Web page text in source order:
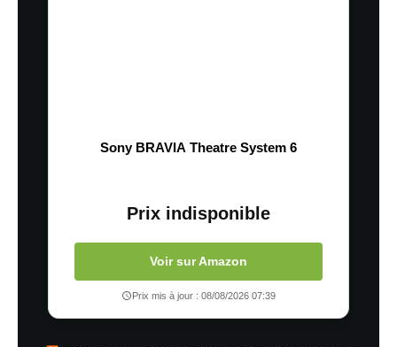
Sony BRAVIA Theatre System 6
Prix indisponible
Voir sur Amazon
Prix mis à jour : 08/08/2026 07:39